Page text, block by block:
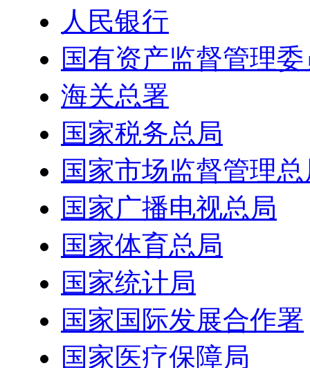
人民银行
国有资产监督管理
海关总署
国家税务总局
国家市场监督管理
国家广播电视总局
国家体育总局
国家统计局
国家国际发展合作署
国家医疗保障局